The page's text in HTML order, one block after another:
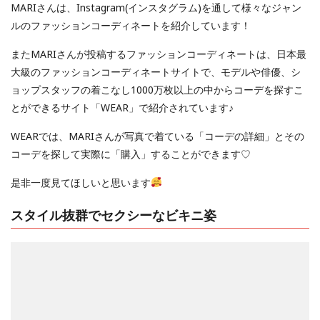
MARIさんは、Instagram(インスタグラム)を通して様々なジャン
ルのファッションコーディネートを紹介しています！
またMARIさんが投稿するファッションコーディネートは、
日本最
大級のファッションコーディネートサイトで、モデルや俳優、シ
ョップスタッフの着こなし1000万枚以上の中からコーデを探すこ
とができるサイト「WEAR」で紹介されています♪
WEARでは、MARIさんが写真で着ている「コーデの詳細」とその
コーデを探して実際に「購入」することができます♡
是非一度見てほしいと思います
スタイル抜群でセクシーなビキニ姿